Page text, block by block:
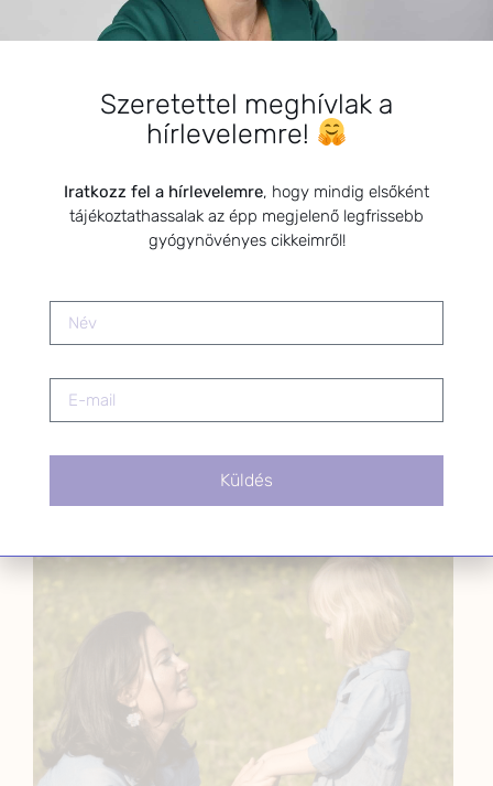
termékek az egészségért
2021.12.09.
Termékenység kézikönyve
könyvbemutató
2023.05.19.
Fitoterápia
2021.09.20.
Természetes támogatás a
Szeretettel meghívlak a
hírlevelemre!
Iratkozz fel a hírlevelemre, hogy mindig elsőként
tájékoztathassalak az épp megjelenő legfrissebb
gyógynövényes cikkeimről!
Küldés